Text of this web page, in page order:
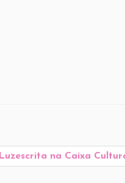
Luzescrita na Caixa